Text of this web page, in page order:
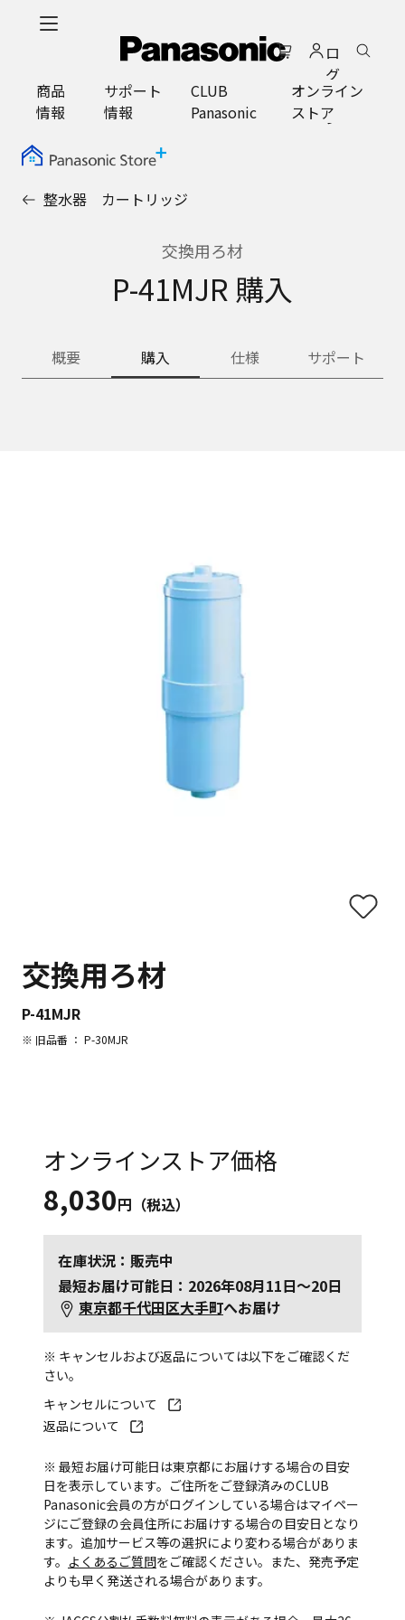
ロ
グ
イ
ン
商品
情報
サポート
情報
CLUB
Panasonic
オンライン
ストア
整水器 カートリッジ
交換用ろ材
P-41MJR 購入
概要 購入 仕様 サポート
交換用ろ材
P-41MJR
※ 旧品番 ： P-30MJR
オンラインストア価格
8,030円（税込）
在庫状況：販売中
最短お届け可能日：2026年08月11日～20日
東京都千代田区大手町へお届け
※ キャンセルおよび返品については以下をご確認くだ
さい。
キャンセルについて
返品について
※ 最短お届け可能日は東京都にお届けする場合の目安
日を表示しています。ご住所をご登録済みのCLUB
Panasonic会員の方がログインしている場合はマイペー
ジにご登録の会員住所にお届けする場合の目安日となり
ます。追加サービス等の選択により変わる場合がありま
す。 よくあるご質問をご確認ください。また、発売予定
よりも早く発送される場合があります。